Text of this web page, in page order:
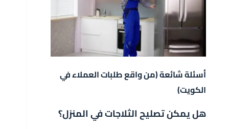
أسئلة شائعة (من واقع طلبات العملاء في
الكويت)
هل يمكن تصليح الثلاجات في المنزل؟